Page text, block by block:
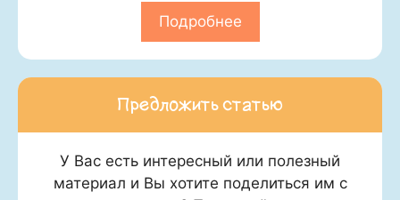
Подробнее
Предложить статью
У Вас есть интересный или полезный
материал и Вы хотите поделиться им с